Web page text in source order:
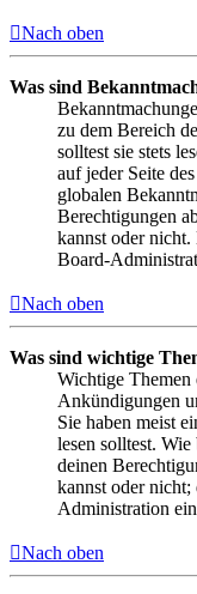
Nach oben
Was sind
zu dem Bereich
solltest sie stets
auf jeder Seite
globalen
Berechtigungen
kannst oder
Board-
Nach oben
Was sind wichtige
Wichtige Themen
Ankündigungen
Sie haben meist
lesen solltest.
deinen
kannst oder
Administration
Nach oben